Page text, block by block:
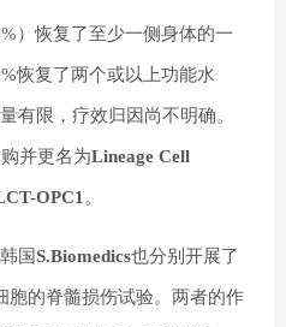
）恢复了至少一侧身体的一
恢复了两个或以上功能水
有限，疗效归因尚不明确。
并更名为Lineage Cell
OPC1。
国S.Biomedics也分别开展了
胞的脊髓损伤试验。两者的作